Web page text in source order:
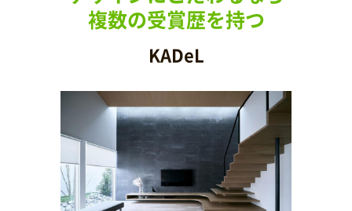
複数の受賞歴を持つ
KADeL